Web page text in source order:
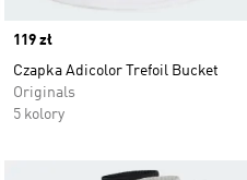
Price
119 zł
Czapka Adicolor Trefoil Bucket
Originals
5 kolory